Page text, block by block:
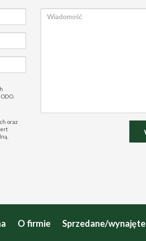
oraz
O firmie Sprzedane/wynajęte